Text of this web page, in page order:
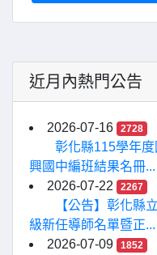
近月內熱門公告
2026-07-16 2728
彰化縣115學年
興國中編班結果名冊...
2026-07-22
2267
【公告】彰化縣
級新任導師名單暨正...
2026-07-09
1852